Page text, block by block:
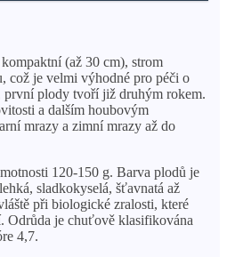
(až 30 cm), strom
což je velmi výhodné pro péči o
plody tvoří již druhým rokem.
a dalším houbovým
mrazy a zimní mrazy až do
120-150 g. Barva plodů je
sladkokyselá, šťavnatá až
při biologické zralosti, které
Odrůda je chuťově klasifikována
4,7.